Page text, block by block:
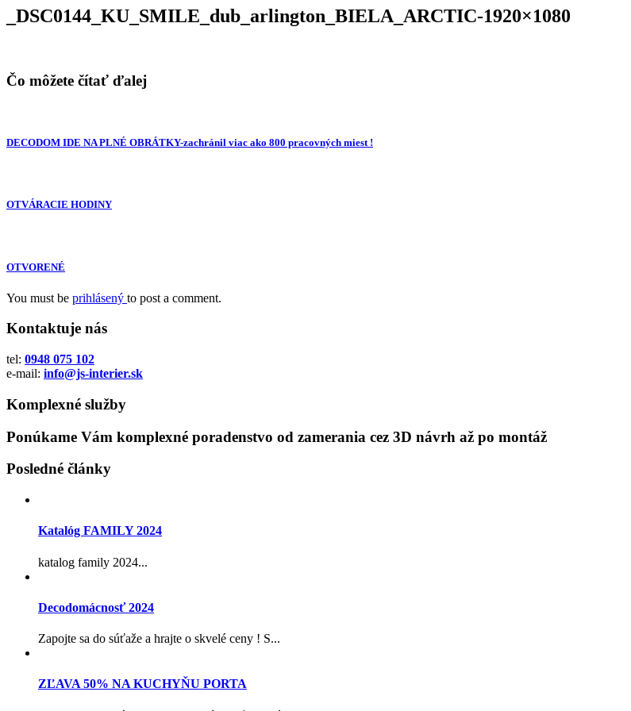
_DSC0144_KU_SMILE_dub_arlington_BIELA_ARCTIC-1920×1080
Čo môžete čítať ďalej
DECODOM IDE NA PLNÉ OBRÁTKY-zachránil viac ako 800 pracovných miest !
OTVÁRACIE HODINY
OTVORENÉ
You must be prihlásený to post a comment.
Kontaktuje nás
tel: 0948 075 102
e-mail: info@js-interier.sk
Komplexné služby
Ponúkame Vám komplexné poradenstvo od zamerania cez 3D návrh až po montáž
Posledné články
Katalóg FAMILY 2024
katalog family 2024...
Decodomácnosť 2024
Zapojte sa do súťaže a hrajte o skvelé ceny ! S...
ZĽAVA 50% NA KUCHYŇU PORTA